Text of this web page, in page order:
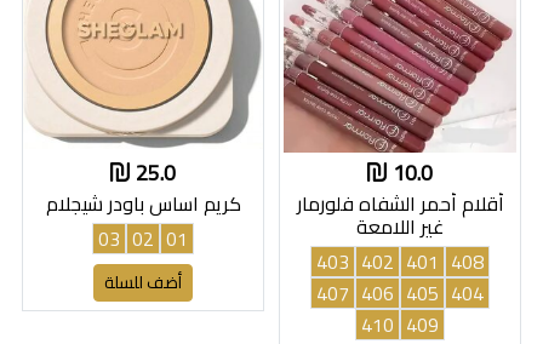
10.0
أقلام أحمر الشفاه فلورمار
غير اللامعة
408
401
402
403
404
405
406
407
409
410
25.0
كريم اساس باودر شيجلام
01
02
03
أضف للسلة